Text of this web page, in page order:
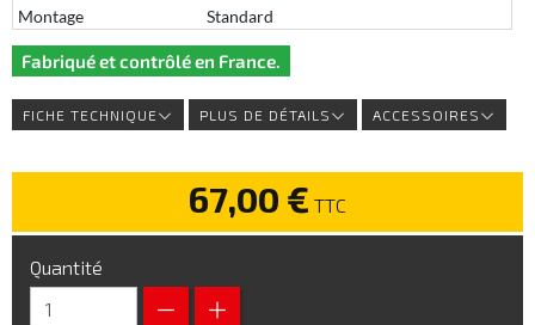
Montage
Standard
Fabriqué et contrôlé en France.
FICHE TECHNIQUE PLUS DE DÉTAILS ACCESSOIRES
67,00 € TTC
Quantité